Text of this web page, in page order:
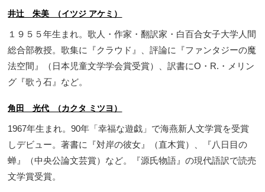
井辻 朱美 （イツジ アケミ）
１９５５年生まれ。歌人・作家・翻訳家・白百合女子大学人間
総合部教授。歌集に『クラウド』、評論に『ファンタジーの魔
法空間』（日本児童文学学会賞受賞）、訳書にO・R.・メリン
グ『歌う石』など。
角田 光代 （カクタ ミツヨ）
1967年生まれ。90年「幸福な遊戯」で海燕新人文学賞を受賞
しデビュー。著書に『対岸の彼女』（直木賞）、『八日目の
蝉』（中央公論文芸賞）など。『源氏物語』の現代語訳で読売
文学賞受賞。